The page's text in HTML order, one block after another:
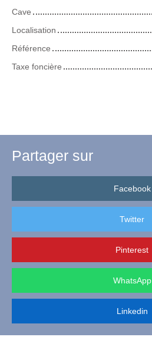
Cave
Localisation
Référence
Taxe foncière
Partager sur
Facebook
Twitter
Pinterest
WhatsApp
Linkedin